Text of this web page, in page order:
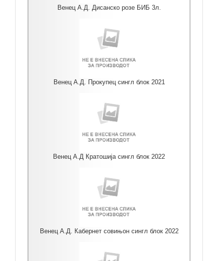
Венец А.Д. Дисанско розе БИБ 3л.
Венец А.Д. Прокупец сингл блок 2021
Венец А.Д Кратошија сингл блок 2022
Венец А.Д. Кабернет совињон сингл блок 2022